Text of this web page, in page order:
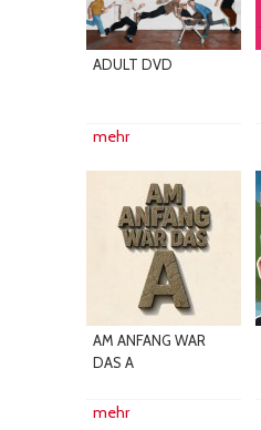
ADULT DVD
mehr
AM ANFANG WAR
DAS A
mehr